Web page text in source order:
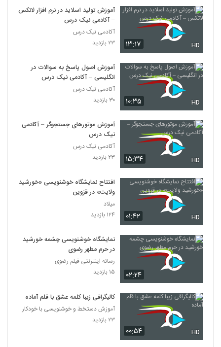
۱۳:۱۷ HD
آموزش تولید اسلاید در نرم افزار لاتکس
– آکادمی نیک درس
آکادمی نیک درس
۲۳ بازدید
۱۰:۳۵ HD
آموزش اصول پاسخ به سوالات در
انگلیسی – آکادمی نیک درس
آکادمی نیک درس
۳۰ بازدید
۱۵:۳۴ HD
آموزش موتورهای جستجوگر – آکادمی
نیک درس
آکادمی نیک درس
۲۳ بازدید
۰۱:۴۲ HD
افتتاح نمایشگاه خوشنویسی «خورشید
ولایت» در قزوین
میلاد
۱۲۴ بازدید
۰۲:۲۴
نمایشگاه خوشنویسی چشمه خورشید
در حرم مطهر رضوی
رسانه اینترنتی فیلم رضوی
۱۵ بازدید
۰۰:۵۴ HD
کالیگرافی زیبا کلمه عشق با قلم آماده
آموزش دستخط و خوشنویسی با خودکار
۲۳ بازدید